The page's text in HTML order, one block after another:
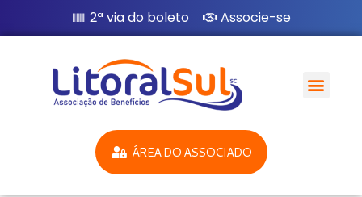
2ª via do boleto Associe-se
ÁREA DO ASSOCIADO